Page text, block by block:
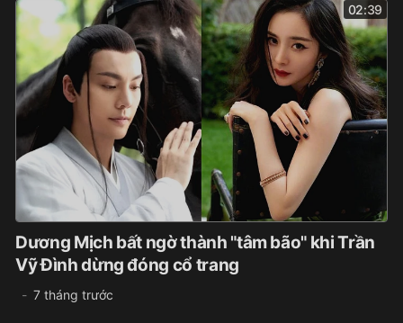
02:39
Dương Mịch bất ngờ thành "tâm bão" khi Trần
Vỹ Đình dừng đóng cổ trang
7 tháng trước